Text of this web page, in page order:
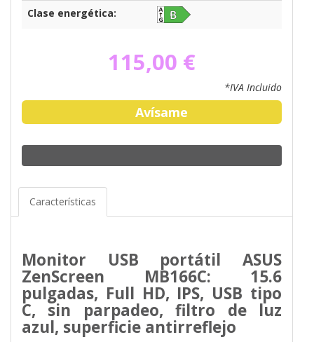
Clase energética:
115,00 €
*IVA Incluido
Avísame
Características
Monitor USB portátil ASUS
ZenScreen MB166C: 15.6
pulgadas, Full HD, IPS, USB tipo
C, sin parpadeo, filtro de luz
azul, superficie antirreflejo